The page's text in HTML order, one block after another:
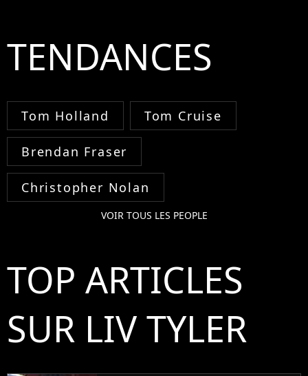
TENDANCES
Tom Holland Tom Cruise
Brendan Fraser
Christopher Nolan
VOIR TOUS LES PEOPLE
TOP ARTICLES
SUR LIV TYLER